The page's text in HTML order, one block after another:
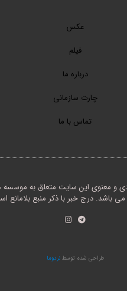
عکس
فیلم
درباره ما
چارت سازمانی
تماس با ما
و معنوی این سایت متعلق به موسسه
باشد. درج خبر با ذکر منبع بلامانع
طراحی شده توسطنردوما